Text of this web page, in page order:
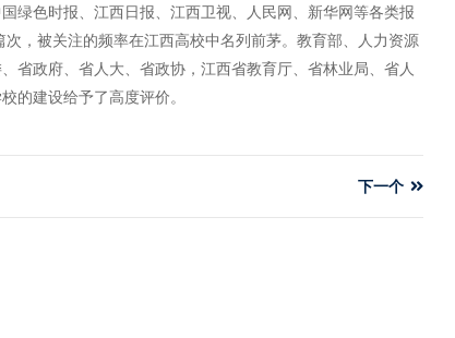
绿色时报、江西日报、江西卫视、人民网、新华网等各类报
，被关注的频率在江西高校中名列前茅。教育部、人力资源
省政府、省人大、省政协，江西省教育厅、省林业局、省人
的建设给予了高度评价。
下一个